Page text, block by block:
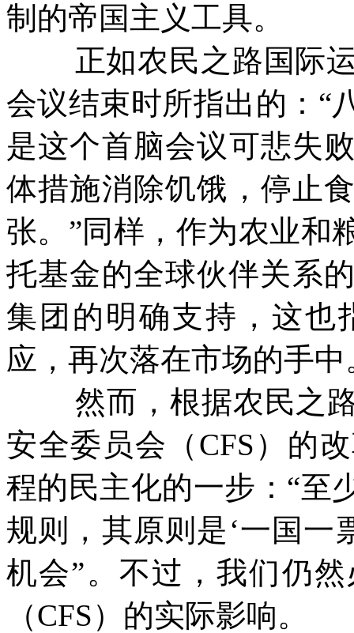
制的帝国主义工具。
正如农民之路国际
会议结束时所指出的：“
是这个首脑会议可悲失
体措施消除饥饿，停止
张。”同样，作为农业和
托基金的全球伙伴关系
集团的明确支持，这也
应，再次落在市场的手中
然而，根据农民之
安全委员会（ CFS ）的
程的民主化的一步：“至
规则，其原则是‘一国一
机会”。不过，我们仍
（CFS）的实际影响。